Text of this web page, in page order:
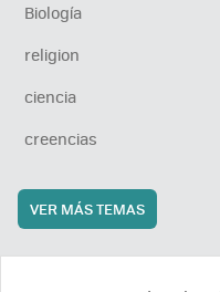
Biología
religion
ciencia
creencias
VER MÁS TEMAS